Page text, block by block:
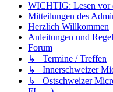
WICHTIG: Lesen vor
Mitteilungen des
Herzlich Willkommen
Anleitungen und
Forum
↳ Termine / Treffen
↳ Innerschweizer
↳ Ostschweizer